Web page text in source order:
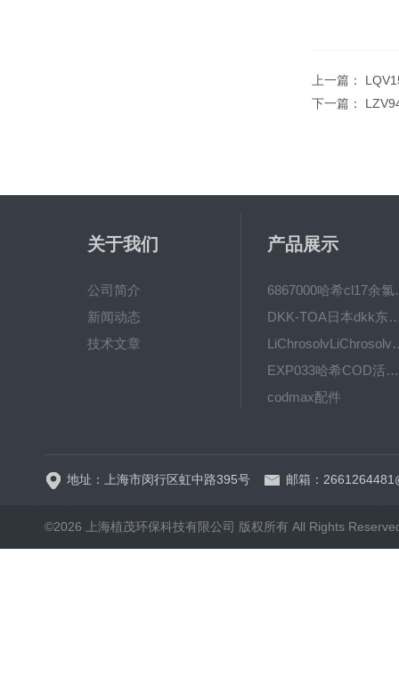
上一篇：
下一篇：
关于我们
公司简介
新闻动态
技术文章
产品展示
6867000
DKK-TOA日本dkk东亚电
EXP033哈希COD活塞泵价格 EXP033
codmax配件
地址：上海市闵行区虹中路395号 邮箱：
©2026 上海植茂环保科技有限公司 版权所有 All Rights